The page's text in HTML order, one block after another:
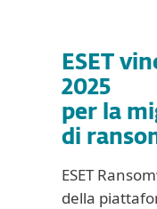
ESET
2025
per la
di
ESET
della